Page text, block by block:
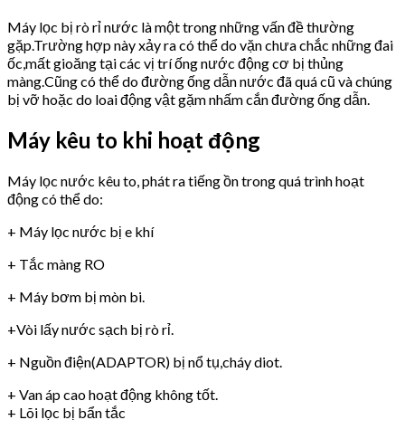
Máy lọc bị rò rỉ nước là một trong những vấn đề thường
gặp.Trường hợp này xảy ra có thể do vặn chưa chắc những đai
ốc,mất gioăng tại các vị trí ống nước động cơ bị thủng
màng.Cũng có thể do đường ống dẫn nước đã quá cũ và chúng
bị vỡ hoặc do loai động vật gặm nhấm cắn đường ống dẫn.
Máy kêu to khi hoạt động
Máy lọc nước kêu to, phát ra tiếng ồn trong quá trình hoạt
động có thể do:
+ Máy lọc nước bị e khí
+ Tắc màng RO
+ Máy bơm bị mòn bi.
+Vòi lấy nước sạch bị rò rỉ.
+ Nguồn điện(ADAPTOR) bị nổ tụ,cháy diot.
+ Van áp cao hoạt động không tốt.
+ Lõi lọc bị bẩn tắc